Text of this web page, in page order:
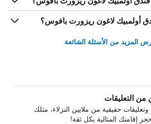
أولمبيك لاغون ريزورت بافوس؟
المزيد من الأسئلة الشائعة
من التعليقات
وتعليقات حقيقية من ملايين النزلاء، مثلك
إقامتك المثالية بكل ثقة!